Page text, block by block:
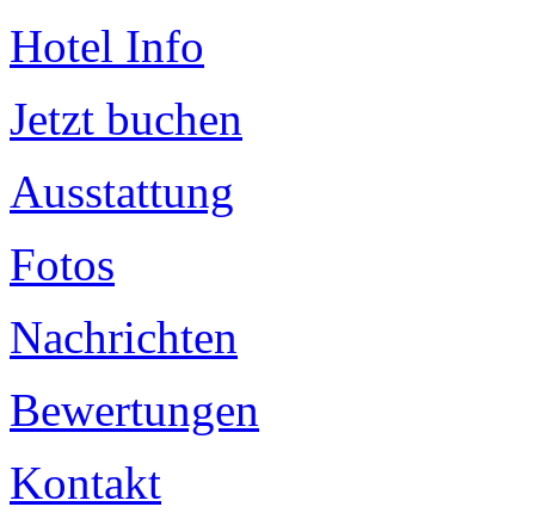
Hotel Info
Jetzt buchen
Ausstattung
Fotos
Nachrichten
Bewertungen
Kontakt